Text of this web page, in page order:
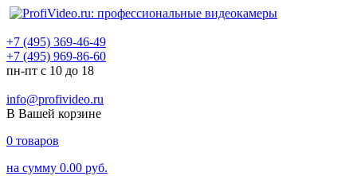
+7 (495) 369-46-49
+7 (495) 969-86-60
пн-пт с 10 до 18
info@profivideo.ru
В Вашей корзине
0 товаров
на сумму 0.00 руб.